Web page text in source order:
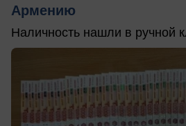
Армению
Наличность нашли в ручной